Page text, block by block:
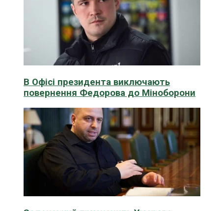
В Офісі президента виключають
повернення Федорова до Міноборони